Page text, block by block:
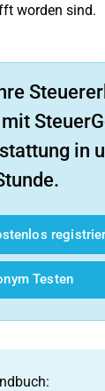
worden sind.
in
Testen